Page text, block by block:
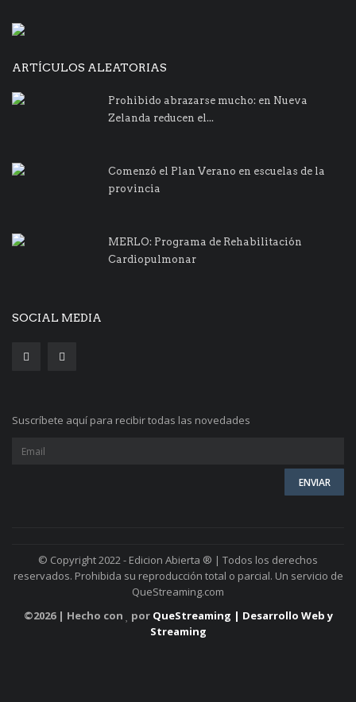
ARTÍCULOS ALEATORIAS
Prohibido abrazarse mucho: en Nueva
Zelanda reducen el...
Comenzó el Plan Verano en escuelas de la
provincia
MERLO: Programa de Rehabilitación
Cardiopulmonar
SOCIAL MEDIA
Suscríbete aquí para recibir todas las novedades
© Copyright 2022 - Edicion Abierta ® | Todos los derechos
reservados. Prohibida su reproducción total o parcial. Un servicio de
QueStreaming.com
©2026 | Hecho con por QueStreaming | Desarrollo Web y
Streaming